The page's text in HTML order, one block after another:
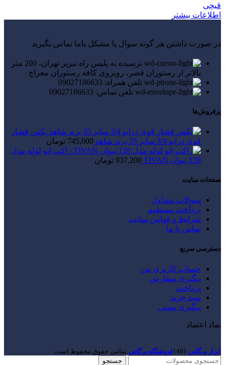
قیچی
اطلاعات بیشتر
در صورت داشتن هر گونه سوال یا مشکل باما تماس بگیرید
نرسیده به پلیس راه تبریز تهران، 200 متر
بالاتر از رستوران قصر، روبروی کافه رستوران معراج
تلفن همراه: 09027186633
تلفن تماس: 09027186633
پرفروش‌ها
بکس فشار
قوی درایو 3/4 سایز 35 برند شاهد
745,000 تومان
راکت اتو لوله مدل
128 تیوان TIVAN
937,200 تومان
صفحات سایت
سوالات متداول
پرداخت مستقیم
شرایط و قوانین سایت
تماس با ما
دسترسی سریع
حساب کاربری من
پیگیری سفارش
پرداخت
سبد خرید
پیگیری پستی
نماد اعتماد
ابزار پرگاس 1401فروشگاه پرگاس .تمامی حقوق محفوظ است.
جستجو